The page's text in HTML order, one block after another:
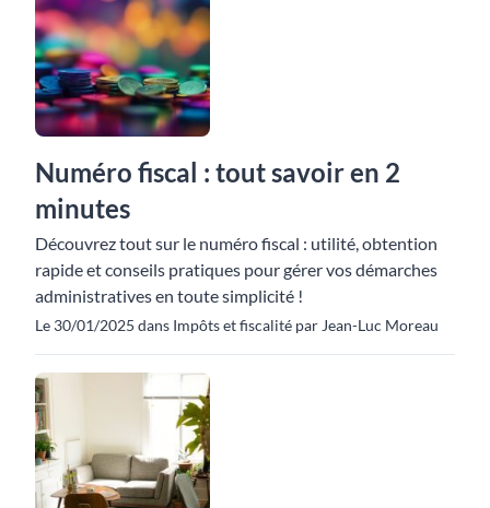
Numéro fiscal : tout savoir en 2
minutes
Découvrez tout sur le numéro fiscal : utilité, obtention
rapide et conseils pratiques pour gérer vos démarches
administratives en toute simplicité !
Le 30/01/2025 dans Impôts et fiscalité par Jean-Luc Moreau